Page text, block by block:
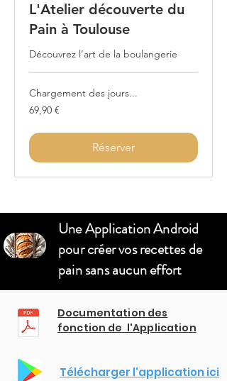
L'Atelier découverte du
Pain à Toulouse
Découvrez l’art de la boulangerie
Chargement des jours...
69,90
euros
69,90 €
Réserver
Une Application Android
pour créer vos recettes de
pain sans aucun effort
Documentation des
fonction de l'Application
Télécharger l'application ici